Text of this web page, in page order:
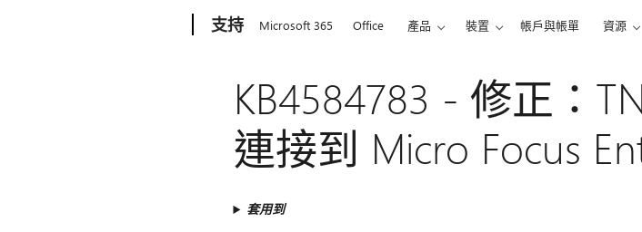
支持 Microsoft 365 Office 產品 裝置 帳戶與帳單 資源
KB4584783 - 修正：
連接到 Micro Focus
套用到